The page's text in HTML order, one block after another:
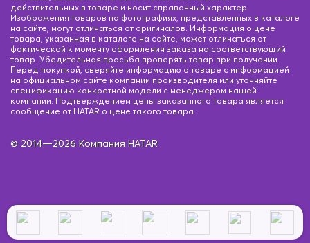
действительных в товаре и носит справочный характер.
Изображения товаров на фотографиях, представленных в каталоге
на сайте, могут отличаться от оригиналов. Информация о цене
товара, указанная в каталоге на сайте, может отличаться от
фактической к моменту оформления заказа на соответствующий
товар. Убедительная просьба проверять товар при получении.
Перед покупкой, сверяйте информацию о товаре с информацией
на официальном сайте компании производителя или уточняйте
спецификацию конкретной модели с менеджером нашей
компании. Подтверждением цены заказанного товара является
сообщение от HATAR о цене такого товара.
© 2014—2026 Компания HATAR